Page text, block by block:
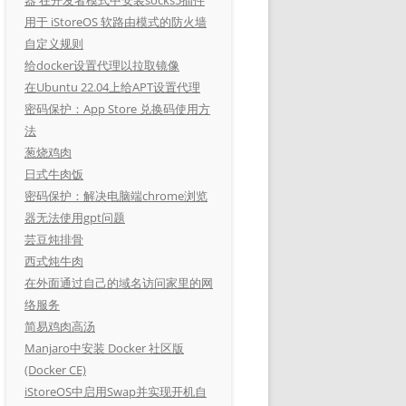
用于 iStoreOS 软路由模式的防火墙
自定义规则
给docker设置代理以拉取镜像
在Ubuntu 22.04上给APT设置代理
密码保护：App Store 兑换码使用方
法
葱烧鸡肉
日式牛肉饭
密码保护：解决电脑端chrome浏览
器无法使用gpt问题
芸豆炖排骨
西式炖牛肉
在外面通过自己的域名访问家里的网
络服务
简易鸡肉高汤
Manjaro中安装 Docker 社区版
(Docker CE)
iStoreOS中启用Swap并实现开机自